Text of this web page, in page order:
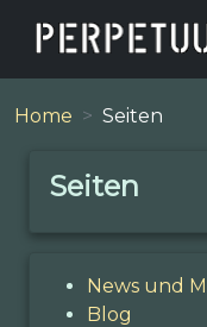
Home Seiten
Seiten
News und
Blog